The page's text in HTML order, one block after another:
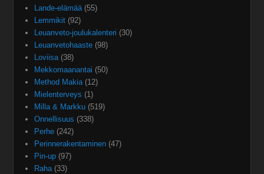
Lande-elämää(55)
Lemmikit (92)
Leuanveto-joulukalenteri (30)
Leuanvetohaaste (98)
Loviisa(38)
Mekkomaanantai (50)
Method Makia(12)
Mielenterveys (1)
Milla & Markku (519)
Onnellisuus (338)
Perhe (242)
Perinnerakentaminen (47)
Pin-up (97)
Raha(33)